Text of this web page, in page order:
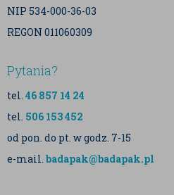
NIP 534-000-36-03
REGON 011060309
Pytania?
tel. 46 857 14 24
tel. 506 153 452
od pon. do pt. w godz. 7-15
e-mail. badapak@badapak.pl